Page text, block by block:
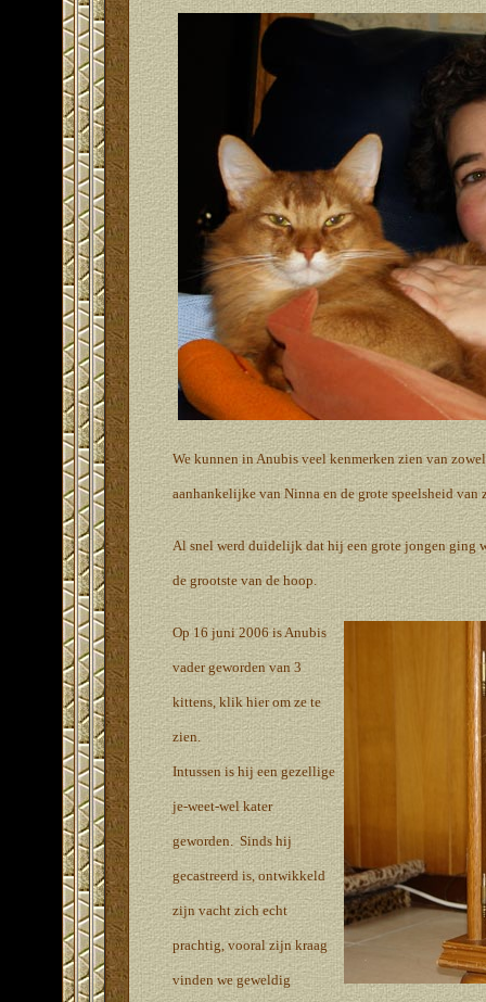
We kunnen in Anubis veel kenmerken zien van
aanhankelijke van Ninna en de grote speelsheid
Al snel werd duidelijk dat hij een grote jongen ging
de grootste van de hoop.
Op 16 juni 2006 is Anubis
vader geworden van 3
kittens, klik hierom ze te
zien.
Intussen is hij een gezellige
je-weet-wel kater
geworden. Sinds hij
gecastreerd is, ontwikkeld
zijn vacht zich echt
prachtig, vooral zijn kraag
vinden we geweldig